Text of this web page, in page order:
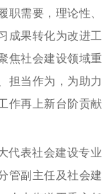
职需要，理论性、
成果转化为改进工
焦社会建设领域重
担当作为，为助力
作再上新台阶贡献
代表社会建设专业
管副主任及社会建